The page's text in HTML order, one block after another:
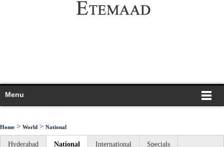
Menu
Home > World > National
Hyderabad National International Specials